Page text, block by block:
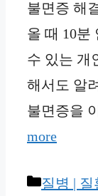
불면증 해
올 때 10분
수 있는 개
해서도 알
불면증을
more
질병 | 질